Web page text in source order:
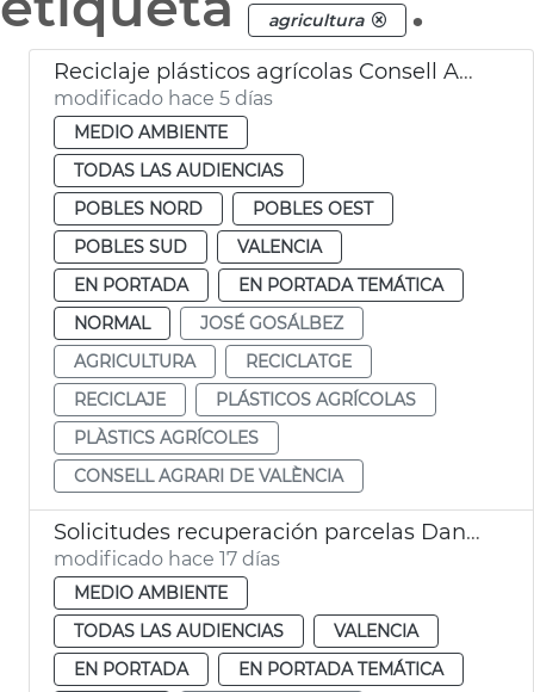
agricultura
Reciclaje plásticos agrícolas Consell Agrari València
modificado hace 5 días
MEDIO AMBIENTE
TODAS LAS AUDIENCIAS
POBLES NORD
POBLES OEST
POBLES SUD
VALENCIA
EN PORTADA
EN PORTADA TEMÁTICA
NORMAL
JOSÉ GOSÁLBEZ
AGRICULTURA
RECICLATGE
RECICLAJE
PLÁSTICOS AGRÍCOLAS
PLÀSTICS AGRÍCOLES
CONSELL AGRARI DE VALÈNCIA
Solicitudes recuperación parcelas Dana València
modificado hace 17 días
MEDIO AMBIENTE
TODAS LAS AUDIENCIAS
VALENCIA
EN PORTADA
EN PORTADA TEMÁTICA